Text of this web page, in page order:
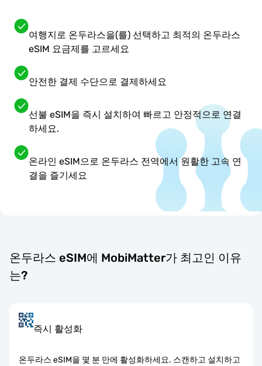
여행지로 온두라스을(를) 선택하고 최적의 온두라스
eSIM 요금제를 고르세요
안전한 결제 수단으로 결제하세요
선불 eSIM을 즉시 설치하여 빠르고 안정적으로 연결
하세요.
온라인 eSIM으로 온두라스 전역에서 원활한 고속 연
결을 즐기세요
온두라스 eSIM에 MobiMatter가 최고인 이유
는?
즉시 활성화
온두라스 eSIM을 몇 분 만에 활성화하세요. 스캔하고 설치하고